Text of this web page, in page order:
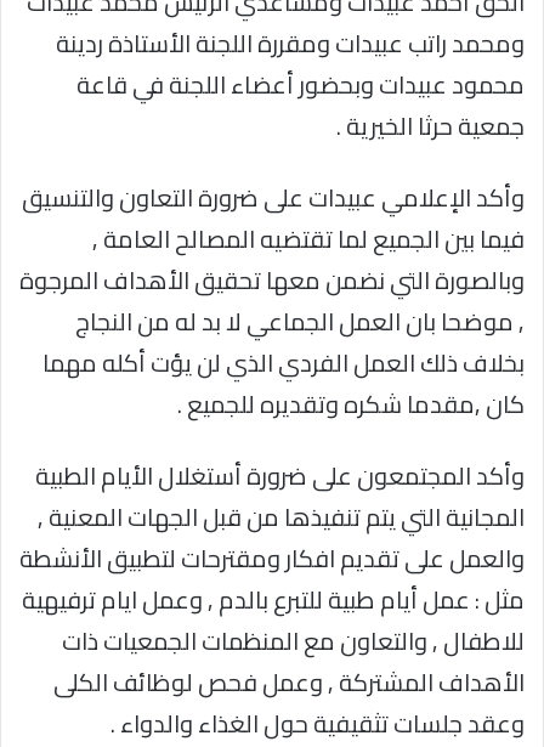
ومحمد راتب عبيدات ومقررة اللجنة الأستاذة ردينة
محمود عبيدات وبحضور أعضاء اللجنة في قاعة
جمعية حرثا الخيرية .
وأكد الإعلامي عبيدات على ضرورة التعاون والتنسيق
فيما بين الجميع لما تقتضيه المصالح العامة ,
وبالصورة التي نضمن معها تحقيق الأهداف المرجوة
, موضحا بان العمل الجماعي لا بد له من النجاج
بخلاف ذلك العمل الفردي الذي لن يؤت أكله مهما
كان ,مقدما شكره وتقديره للجميع .
وأكد المجتمعون على ضرورة أستغلال الأيام الطبية
المجانية التي يتم تنفيذها من قبل الجهات المعنية ,
والعمل على تقديم افكار ومقترحات لتطبيق الأنشطة
مثل : عمل أيام طبية للتبرع بالدم , وعمل ايام ترفيهية
للاطفال , والتعاون مع المنظمات الجمعيات ذات
الأهداف المشتركة , وعمل فحص لوظائف الكلى
وعقد جلسات تثقيفية حول الغذاء والدواء .